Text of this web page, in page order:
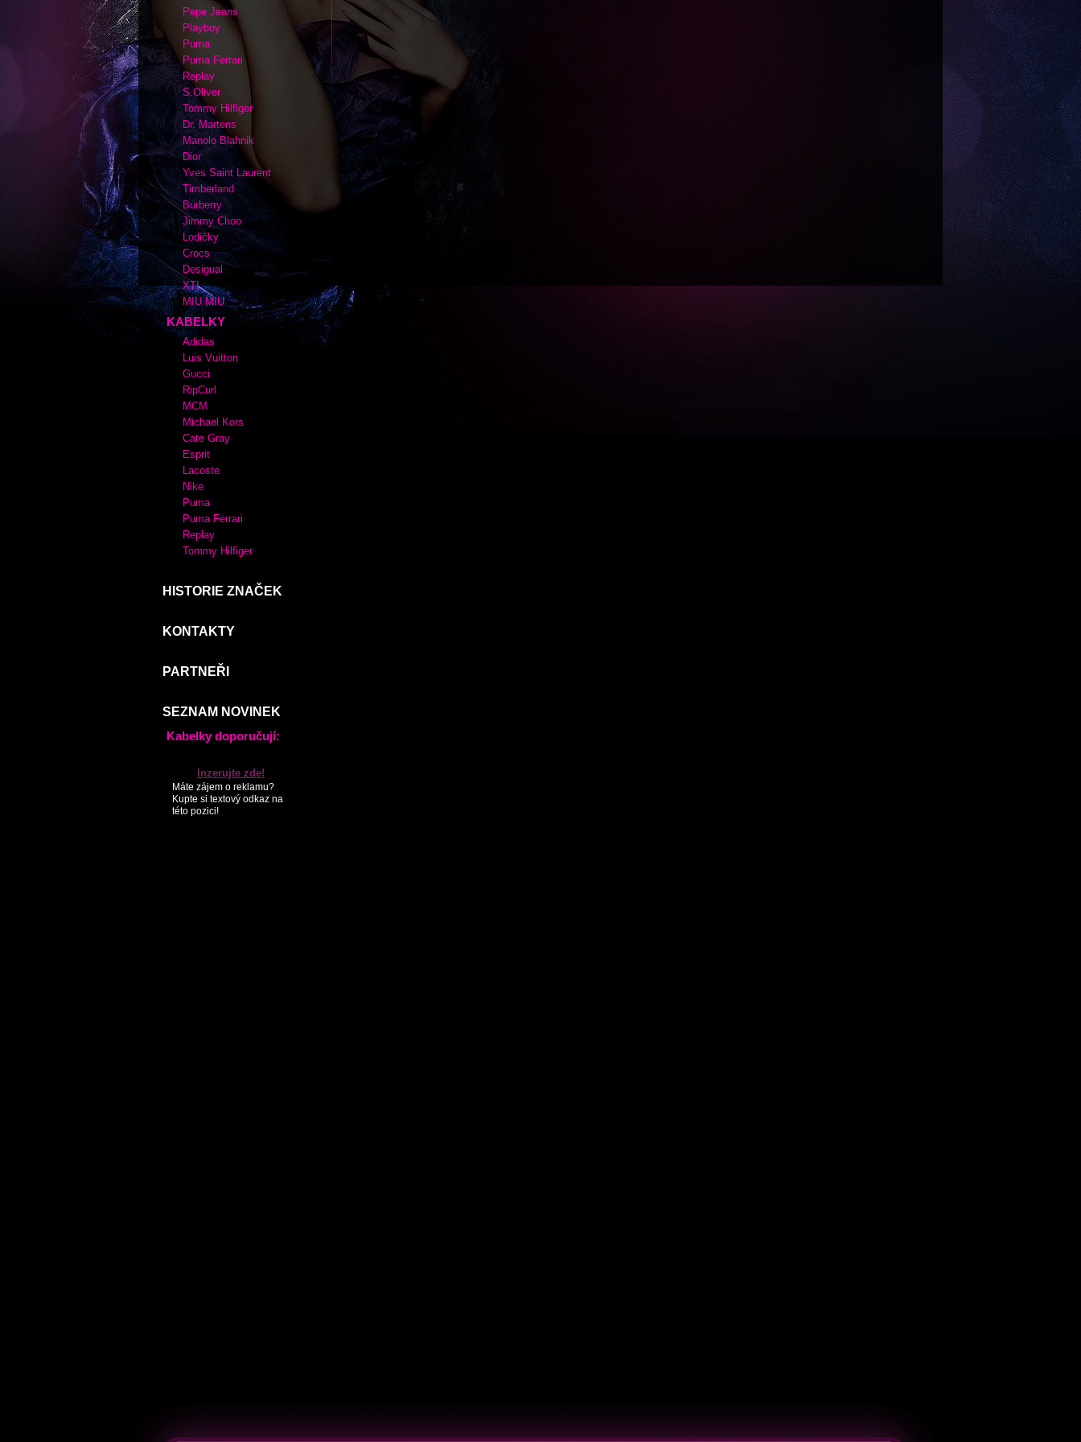
Pepe Jeans
Playboy
Puma
Puma Ferrari
Replay
S.Oliver
Tommy Hilfiger
Dr. Martens
Manolo Blahnik
Dior
Yves Saint Laurent
Timberland
Burberry
Jimmy Choo
Lodičky
Crocs
Desigual
XTI
MIU MIU
KABELKY
Adidas
Luis Vuitton
Gucci
RipCurl
MCM
Michael Kors
Cate Gray
Esprit
Lacoste
Nike
Puma
Puma Ferrari
Replay
Tommy Hilfiger
HISTORIE ZNAČEK
KONTAKTY
PARTNEŘI
SEZNAM NOVINEK
Kabelky doporučují:
Inzerujte zde!
Máte zájem o reklamu?
Kupte si textový odkaz na
této pozici!